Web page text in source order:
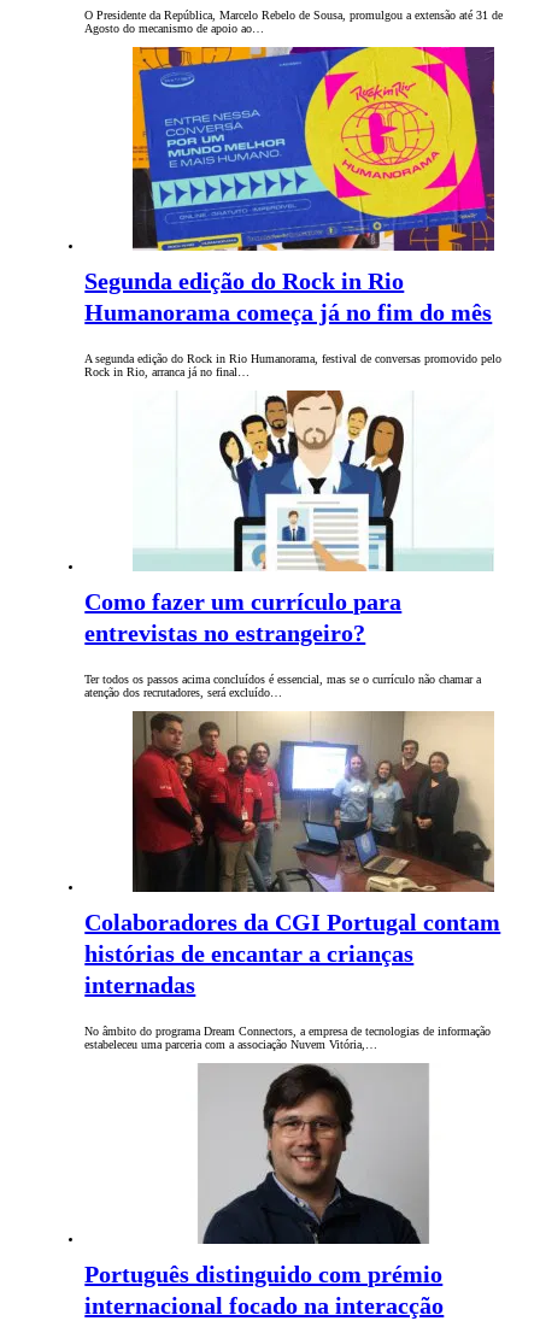
O Presidente da República, Marcelo Rebelo de Sousa, promulgou a extensão até 31 de
Agosto do mecanismo de apoio ao…
Segunda edição do Rock in Rio
Humanorama começa já no fim do mês
A segunda edição do Rock in Rio Humanorama, festival de conversas promovido pelo
Rock in Rio, arranca já no final…
Como fazer um currículo para
entrevistas no estrangeiro?
Ter todos os passos acima concluídos é essencial, mas se o currículo não chamar a
atenção dos recrutadores, será excluído…
Colaboradores da CGI Portugal contam
histórias de encantar a crianças
internadas
No âmbito do programa Dream Connectors, a empresa de tecnologias de informação
estabeleceu uma parceria com a associação Nuvem Vitória,…
Português distinguido com prémio
internacional focado na interacção